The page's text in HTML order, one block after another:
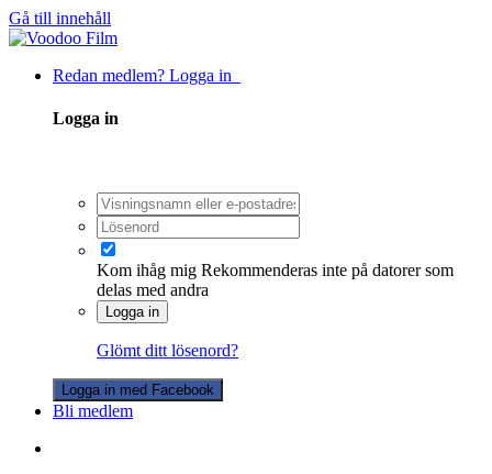
Gå till innehåll
Redan medlem? Logga in
Logga in
Kom ihåg mig Rekommenderas inte på datorer som
delas med andra
Logga in
Glömt ditt lösenord?
Logga in med Facebook
Bli medlem